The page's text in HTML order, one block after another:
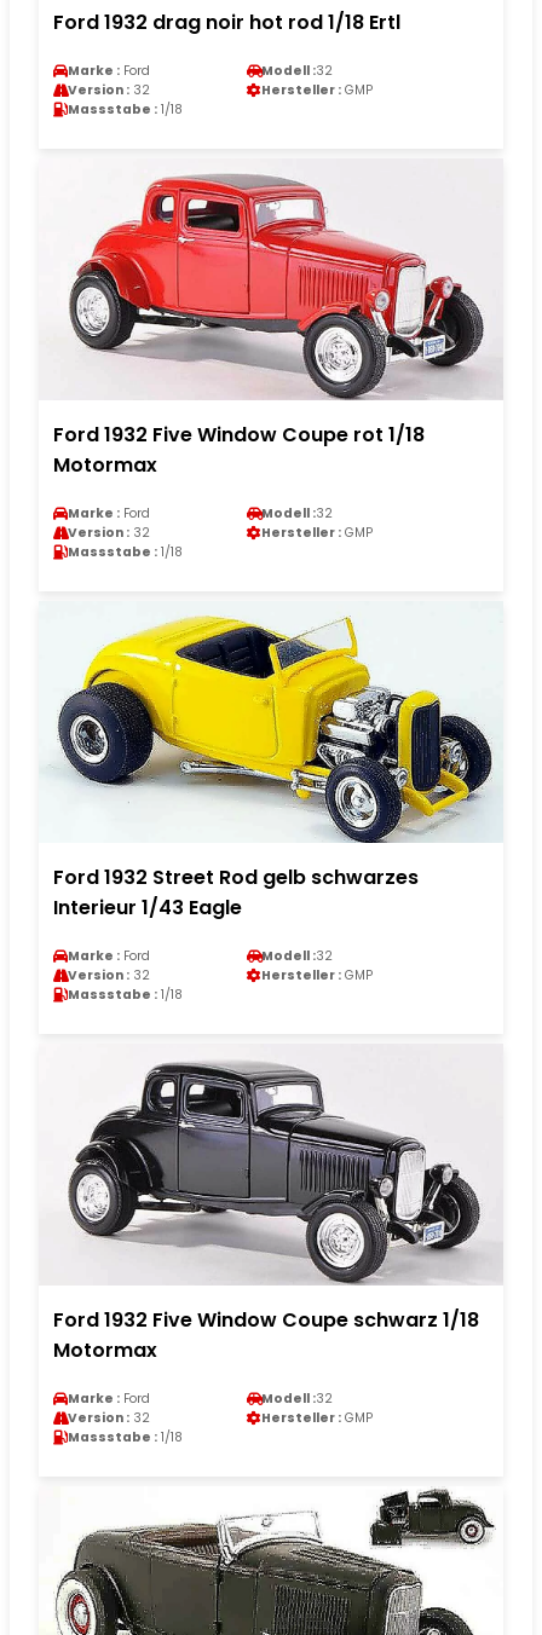
Ford 1932 drag noir hot rod 1/18 Ertl
Marke : Ford Modell :32
Version : 32 Hersteller : GMP
Massstabe : 1/18
Ford 1932 Five Window Coupe rot 1/18
Motormax
Marke : Ford Modell :32
Version : 32 Hersteller : GMP
Massstabe : 1/18
Ford 1932 Street Rod gelb schwarzes
Interieur 1/43 Eagle
Marke : Ford Modell :32
Version : 32 Hersteller : GMP
Massstabe : 1/18
Ford 1932 Five Window Coupe schwarz 1/18
Motormax
Marke : Ford Modell :32
Version : 32 Hersteller : GMP
Massstabe : 1/18